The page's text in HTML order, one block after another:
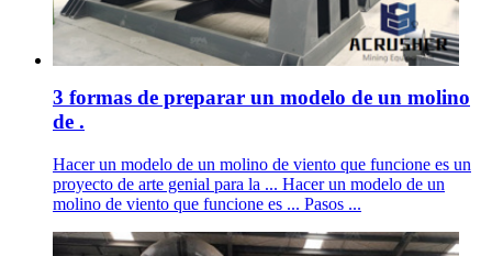
3 formas de preparar un modelo de un molino
de .
Hacer un modelo de un molino de viento que funcione es un
proyecto de arte genial para la ... Hacer un modelo de un
molino de viento que funcione es ... Pasos ...